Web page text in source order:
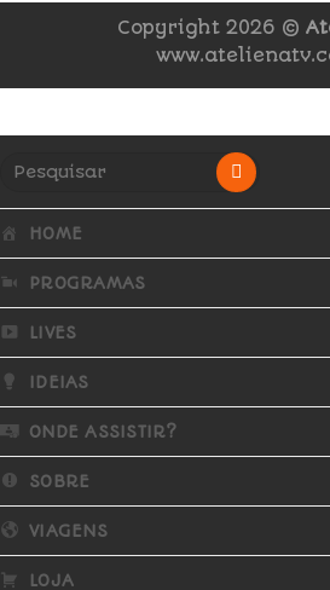
Copyright 2026 ©
HOME
PROGRAMAS
LIVES
IDEIAS
ONDE ASSISTIR?
SOBRE
VIAGENS
LOJA